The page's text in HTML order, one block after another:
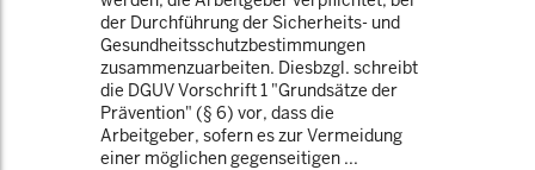
der Durchführung der Sicherheits- und
Gesundheitsschutzbestimmungen
zusammenzuarbeiten. Diesbzgl. schreibt
die DGUV Vorschrift 1 "Grundsätze der
Prävention" (§ 6) vor, dass die
Arbeitgeber, sofern es zur Vermeidung
einer möglichen gegenseitigen ...